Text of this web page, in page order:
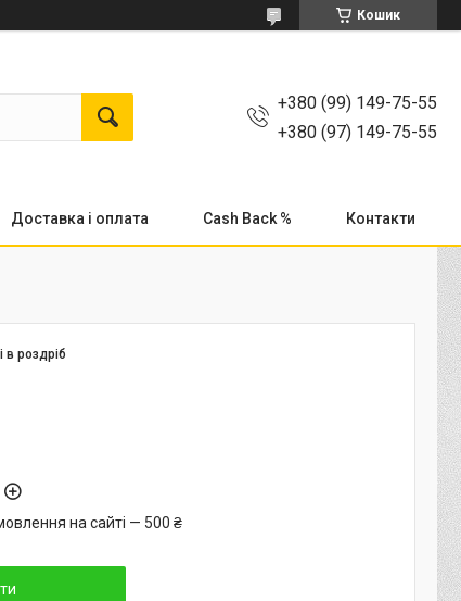
Кошик
+380 (99) 149-75-55
+380 (97) 149-75-55
Доставка і оплата Cash Back % Контакти
в роздріб
на сайті — 500 ₴